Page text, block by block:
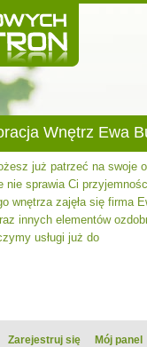
Wnętrz Ewa
już patrzeć na swoje
nie sprawia Ci
wnętrza zajęła się firma
innych elementów
usługi już do
Zarejestruj się Mój panel